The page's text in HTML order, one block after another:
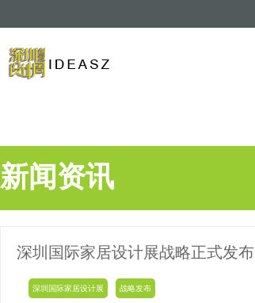
新闻资讯
深圳国际家居设计展战略正式发布
深圳国际家居设计展 战略发布